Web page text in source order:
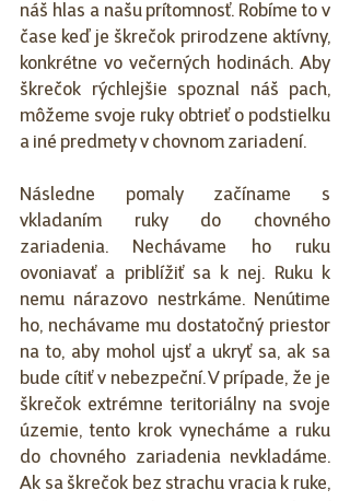
náš hlas a našu prítomnosť. Robíme to v
čase keď je škrečok prirodzene aktívny,
konkrétne vo večerných hodinách. Aby
škrečok rýchlejšie spoznal náš pach,
môžeme svoje ruky obtrieť o podstielku
a iné predmety v chovnom zariadení.
Následne pomaly začíname s
vkladaním ruky do chovného
zariadenia. Nechávame ho ruku
ovoniavať a priblížiť sa k nej. Ruku k
nemu nárazovo nestrkáme. Nenútime
ho, nechávame mu dostatočný priestor
na to, aby mohol ujsť a ukryť sa, ak sa
bude cítiť v nebezpeční. V prípade, že je
škrečok extrémne teritoriálny na svoje
územie, tento krok vynecháme a ruku
do chovného zariadenia nevkladáme.
Ak sa škrečok bez strachu vracia k ruke,